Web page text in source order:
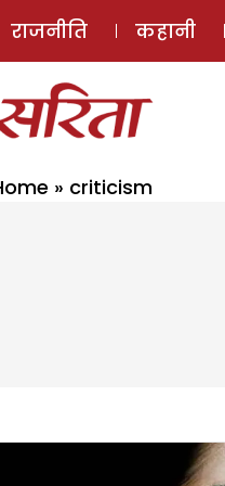
राजनीति कहानी
» criticism